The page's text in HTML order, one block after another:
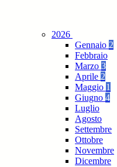
2026
Gennaio 2
Febbraio
Marzo 3
Aprile 2
Maggio 1
Giugno 4
Luglio
Agosto
Settembre
Ottobre
Novembre
Dicembre